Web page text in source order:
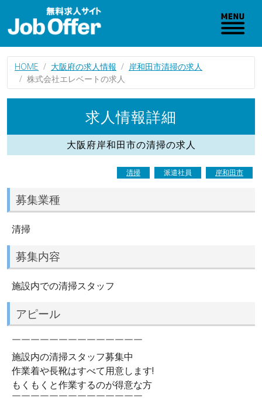
HOME 大阪府の求人情報
岸和田市清掃の求人
株式会社エレベートの求人
求人情報詳細
大阪府岸和田市の清掃の求人
清掃 派遣社員 岸和田市
募集業種
清掃
募集内容
施設内での清掃スタッフ
アピール
￣￣￣￣￣￣￣￣￣￣￣￣￣￣
施設内の清掃スタッフ募集中
作業着や長靴はすべて用意します!
もくもくと作業するのが得意な方
￣￣￣￣￣￣￣￣￣￣￣￣￣￣